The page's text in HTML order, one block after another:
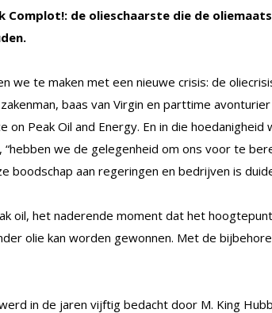
Complot!: de olieschaarste die de
we te maken met een nieuwe crisis: de
baas van Virgin en parttime
on Peak Oil and Energy. En in die
“hebben we de gelegenheid om ons voor te
boodschap aan regeringen en bedrijven is
oil, het naderende moment dat het
olie kan worden gewonnen. Met de
in de jaren vijftig bedacht door M. King